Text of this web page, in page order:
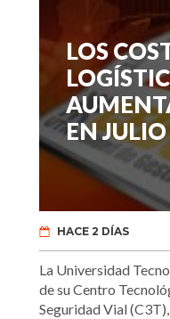
LOS
EN JULIO
HACE 2 DÍAS
La Universidad
de su Centro
Seguridad Vial